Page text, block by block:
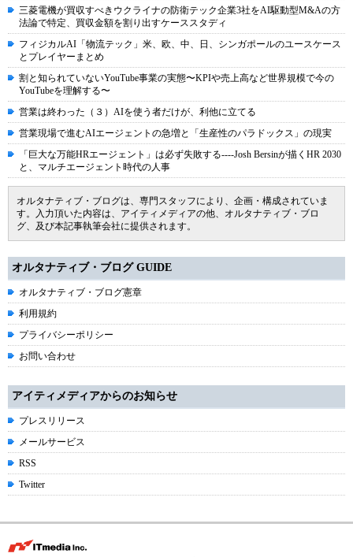
三菱電機が買収すべきウクライナの防衛テック企業3社をAI駆動型M&Aの方
法論で特定、買収金額を割り出すケーススタディ
フィジカルAI「物流テック」米、欧、中、日、シンガポールのユースケース
とプレイヤーまとめ
割と知られていないYouTube事業の実態〜KPIや売上高など世界規模で今の
YouTubeを理解する〜
営業は終わった（３）AIを使う者だけが、利他に立てる
営業現場で進むAIエージェントの急増と「生産性のパラドックス」の現実
「巨大な万能HRエージェント」は必ず失敗する----Josh Bersinが描くHR 2030
と、マルチエージェント時代の人事
オルタナティブ・ブログは、専門スタッフにより、企画・構成されていま
す。入力頂いた内容は、アイティメディアの他、オルタナティブ・ブロ
グ、及び本記事執筆会社に提供されます。
オルタナティブ・ブログ GUIDE
オルタナティブ・ブログ憲章
利用規約
プライバシーポリシー
お問い合わせ
アイティメディアからのお知らせ
プレスリリース
メールサービス
RSS
Twitter